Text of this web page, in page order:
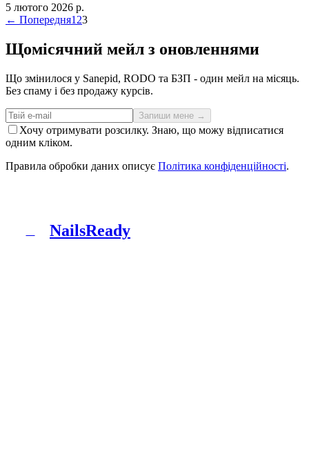
5 лютого 2026 р.
← Попередня1 23
Щомісячний мейл з оновленнями
Що змінилося у Sanepid, RODO та БЗП - один мейл на місяць.
Без спаму і без продажу курсів.
Запиши мене →
Хочу отримувати розсилку. Знаю, що можу відписатися
одним кліком.
Правила обробки даних описує Політика конфіденційності.
NailsReady